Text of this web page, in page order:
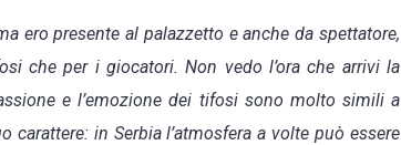
ero presente al palazzetto e anche da spettatore,
che per i giocatori. Non vedo l’ora che arrivi la
e l’emozione dei tifosi sono molto simili a
in Serbia l’atmosfera a volte può essere